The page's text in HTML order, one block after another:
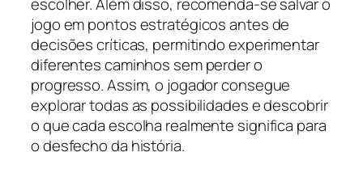
jogo em pontos estratégicos antes de
decisões críticas, permitindo experimentar
diferentes caminhos sem perder o
progresso. Assim, o jogador consegue
explorar todas as possibilidades e descobrir
o que cada escolha realmente significa para
o desfecho da história.